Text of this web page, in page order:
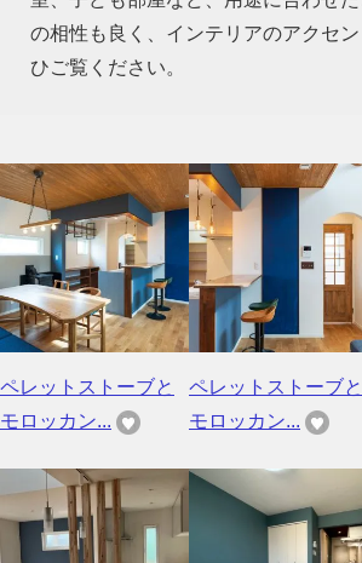
の相性も良く、インテリアのアクセ
ひご覧ください。
ペレットストーブと
モロッカン...
ペレットストーブと
モロッカン...